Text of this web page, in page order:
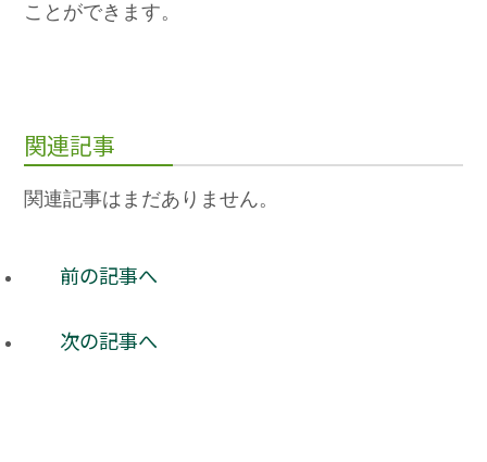
ことができます。
関連記事
関連記事はまだありません。
前の記事へ
次の記事へ